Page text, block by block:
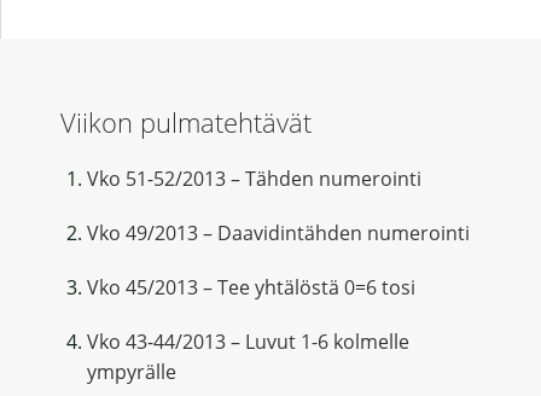
Viikon pulmatehtävät
Vko 51-52/2013 – Tähden numerointi
Vko 49/2013 – Daavidintähden numerointi
Vko 45/2013 – Tee yhtälöstä 0=6 tosi
Vko 43-44/2013 – Luvut 1-6 kolmelle
ympyrälle